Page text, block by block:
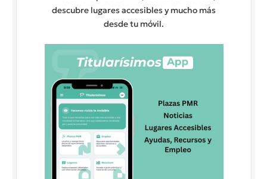
descubre lugares accesibles y mucho más
desde tu móvil.